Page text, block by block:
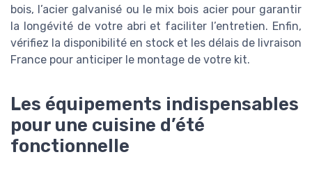
bois, l’acier galvanisé ou le mix bois acier pour garantir
la longévité de votre abri et faciliter l’entretien. Enfin,
vérifiez la disponibilité en stock et les délais de livraison
France pour anticiper le montage de votre kit.
Les équipements indispensables
pour une cuisine d’été
fonctionnelle